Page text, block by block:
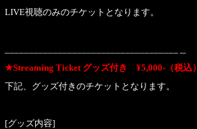
LIVE視聴のみのチケットとなります。
★Streaming Ticket グッズ付き ¥5,000-（税込）
下記、グッズ付きのチケットとなります。
[グッズ内容]